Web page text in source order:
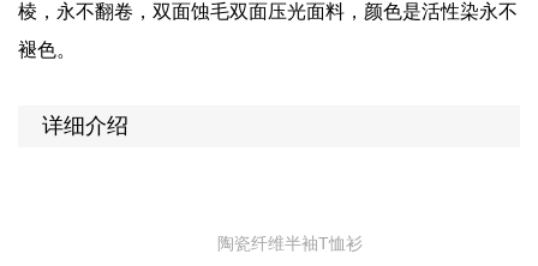
棱，永不翻卷，双面蚀毛双面压光面料，颜色是活性染永不
褪色。
详细介绍
陶瓷纤维半袖T恤衫